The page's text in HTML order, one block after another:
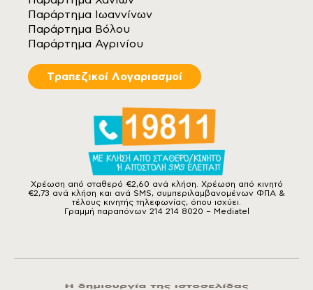
Παράρτημα Ιωαννίνων
Παράρτημα Βόλου
Παράρτημα Αγρινίου
Tραπεζικοί Λογαριασμοί
Χρέωση από σταθερό €2,60 ανά κλήση. Χρέωση από κινητό
€2,73 ανά κλήση και ανά SMS, συμπεριλαμβανομένων ΦΠΑ &
τέλους κινητής τηλεφωνίας, όπου ισχύει.
Γραμμή παραπόνων 214 214 8020 – Mediatel